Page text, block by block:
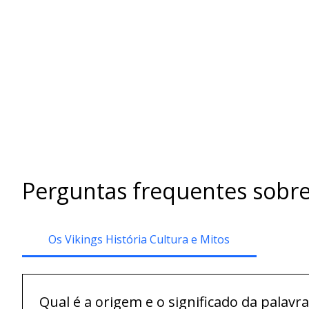
Perguntas frequentes
Os Vikings História Cultura e Mitos
Qual é a origem e o significado da